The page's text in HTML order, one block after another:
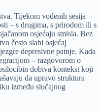
Tijekom vođenih sesija
– s drugima, s prirodom ili s
osjećaju smisla. Bez
često slabi osjećaj
depresivne patnje. Kada
– razgovorom o
dobiva kontekst koji
da upravo struktura
između slučajnog